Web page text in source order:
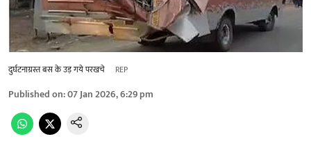
दुर्घटनाग्रस्त बस के उड़ गये परखचे REP
Published on:07 Jan 2026, 6:29 pm